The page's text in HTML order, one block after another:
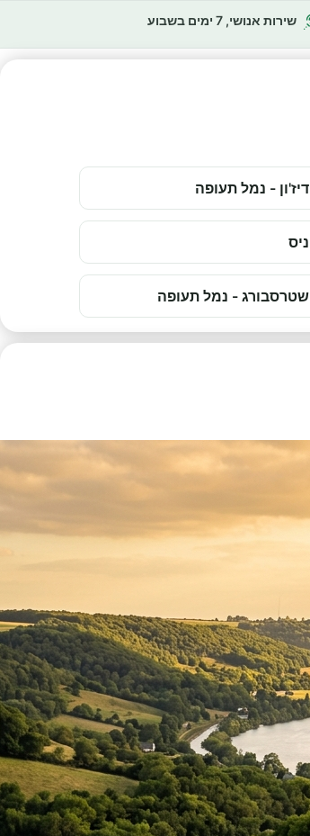
שירות אנושי, 7 ימים בשבוע
דיז'ון - נמל תעופה
ניס
שטרסבורג - נמל תעופה